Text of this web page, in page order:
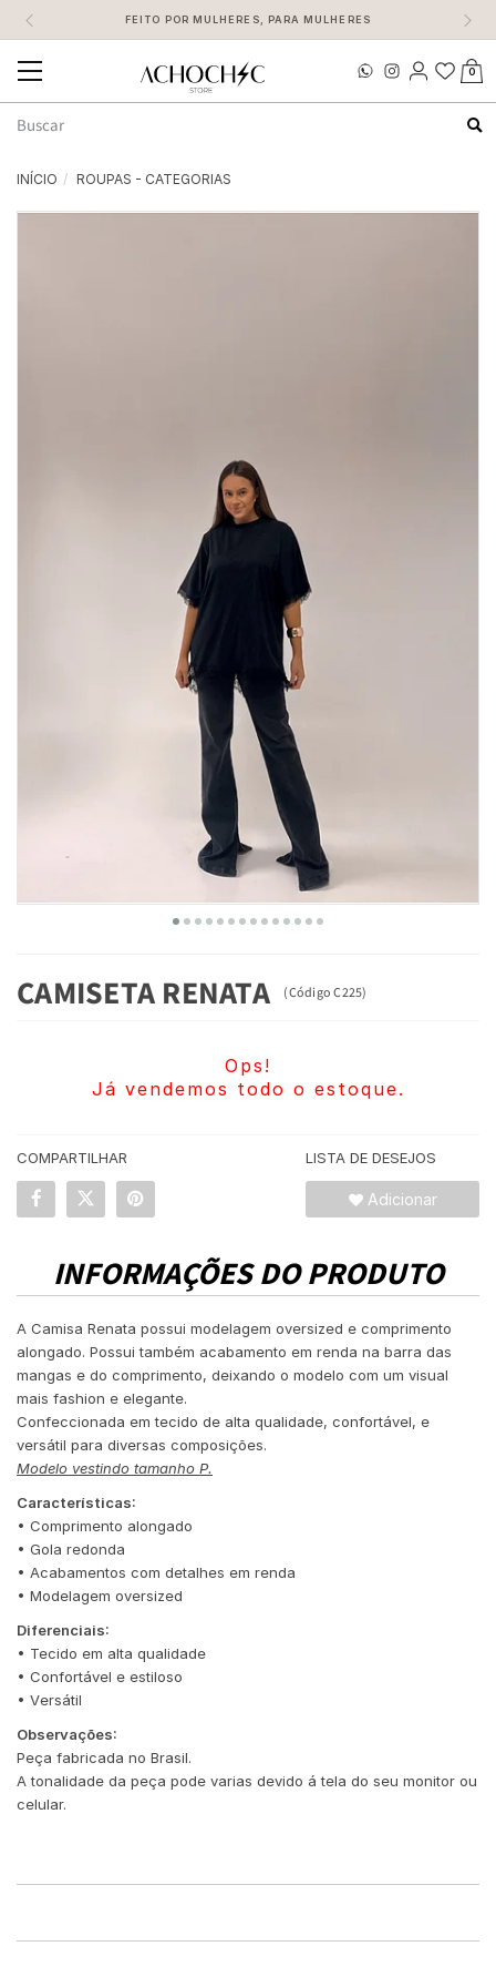
FEITO POR MULHERES, PARA MULHERES
Mudar
navegação
0
INÍCIO ROUPAS - CATEGORIAS
CAMISETA RENATA (CódigoC225)
Ops!
Já vendemos todo o estoque.
COMPARTILHAR LISTA DE DESEJOS
Adicionar
INFORMAÇÕES DO PRODUTO
A Camisa Renata possui modelagem oversized e comprimento
alongado. Possui também acabamento em renda na barra das
mangas e do comprimento, deixando o modelo com um visual
mais fashion e elegante.
Confeccionada em tecido de alta qualidade, confortável, e
versátil para diversas composições.
Modelo vestindo tamanho P.
Características:
• Comprimento alongado
• Gola redonda
• Acabamentos com detalhes em renda
• Modelagem oversized
Diferenciais:
• Tecido em alta qualidade
• Confortável e estiloso
• Versátil
Observações:
Peça fabricada no Brasil.
A tonalidade da peça pode varias devido á tela do seu monitor ou
celular.